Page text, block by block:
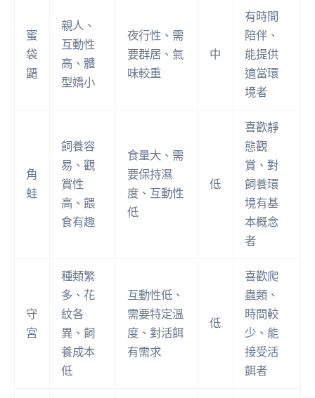
蜜
袋
鼯
親人、
互動性
高、體
型嬌小
夜行性、需
要群居、氣
味較重
中
有時間
陪伴、
能提供
適當環
境者
角
蛙
飼養容
易、觀
賞性
高、餵
食有趣
食量大、需
要保持濕
度、互動性
低
低
喜歡靜
態觀
賞、對
飼養環
境有基
本概念
者
守
宮
種類繁
多、花
紋各
異、飼
養成本
低
互動性低、
需要特定溫
度、對活餌
有需求
低
喜歡爬
蟲類、
時間較
少、能
接受活
餌者